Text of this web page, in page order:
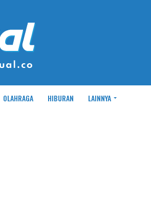
OLAHRAGA HIBURAN LAINNYA